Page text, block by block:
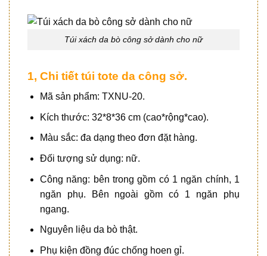
Túi xách da bò công sở dành cho nữ
1, Chi tiết túi tote da công sở.
Mã sản phẩm: TXNU-20.
Kích thước: 32*8*36 cm (cao*rộng*cao).
Màu sắc: đa dạng theo đơn đặt hàng.
Đối tượng sử dụng: nữ.
Công năng: bên trong gồm có 1 ngăn chính, 1
ngăn phụ. Bên ngoài gồm có 1 ngăn phụ
ngang.
Nguyên liệu da bò thật.
Phụ kiện đồng đúc chống hoen gỉ.